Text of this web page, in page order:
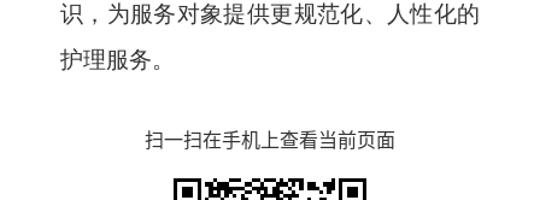
识，为服务对象提供更规范化、人性化的
护理服务。
扫一扫在手机上查看当前页面